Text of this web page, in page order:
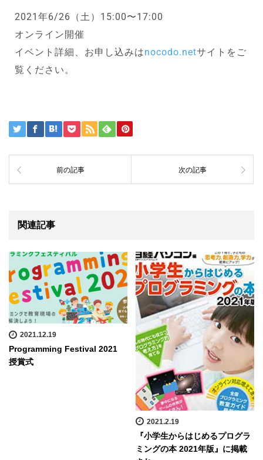
2021年6/26（土）15:00〜17:00
オンライン開催
イベント詳細、お申し込みはnocodo.netサイトをご
覧ください。
前の記事 次の記事
関連記事
2021.12.19
Programming Festival 2021
授賞式
2021.2.19
『小学生からはじめるプログラ
ミングの本 2021年版』に掲載